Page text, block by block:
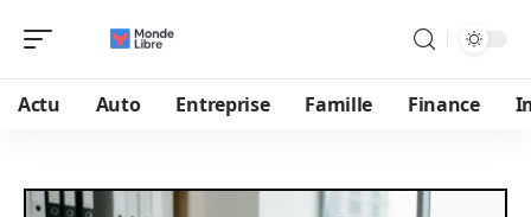
Actu Auto Entreprise Famille Finance